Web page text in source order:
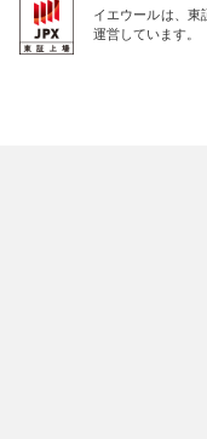
イエウールは、東
運営しています。